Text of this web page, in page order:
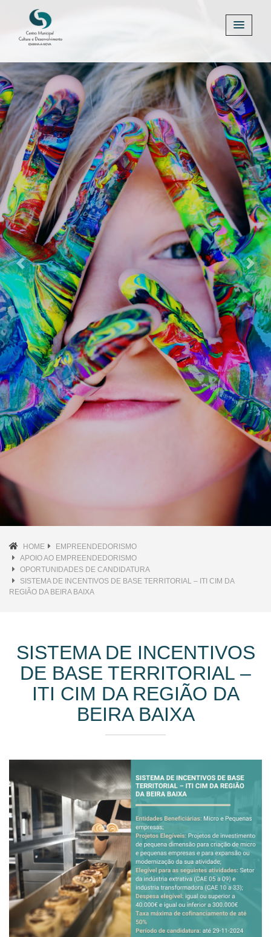
Previous Next
HOME
EMPREENDEDORISMO
APOIO AO EMPREENDEDORISMO
OPORTUNIDADES DE CANDIDATURA
SISTEMA DE INCENTIVOS DE BASE TERRITORIAL – ITI CIM DA
REGIÃO DA BEIRA BAIXA
SISTEMA DE INCENTIVOS
DE BASE TERRITORIAL –
ITI CIM DA REGIÃO DA
BEIRA BAIXA